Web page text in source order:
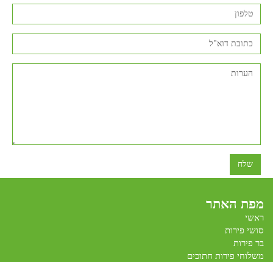
שלח
מפת האתר
ראשי
סושי פירות
בר פירות
משלוחי פירות חתוכים